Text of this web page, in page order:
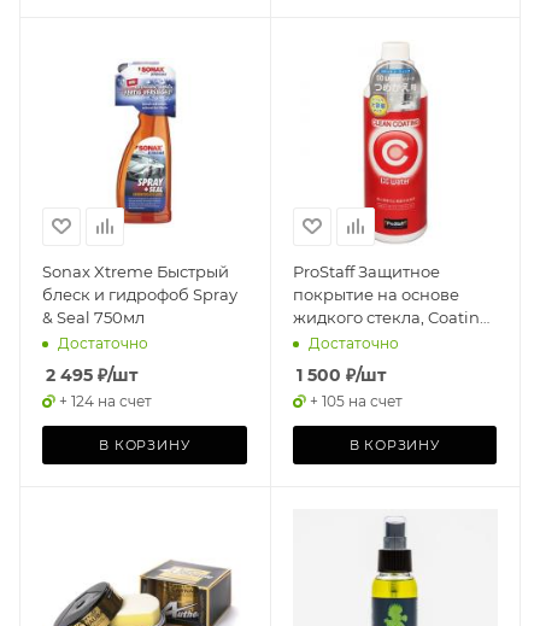
Sonax Xtreme Быстрый
блеск и гидрофоб Spray
& Seal 750мл
Достаточно
2 495 ₽/шт
+ 124 на счет
В КОРЗИНУ
ProStaff Защитное
покрытие на основе
жидкого стекла, Coating
Spray CC Water Clean
Достаточно
1 500 ₽/шт
+ 105 на счет
В КОРЗИНУ